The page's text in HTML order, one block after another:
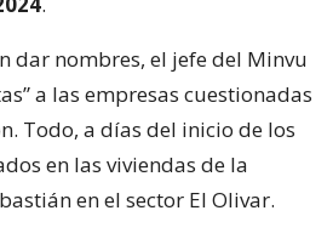
dar nombres, el jefe del Minvu
a las empresas cuestionadas
Todo, a días del inicio de los
en las viviendas de la
en el sector El Olivar.